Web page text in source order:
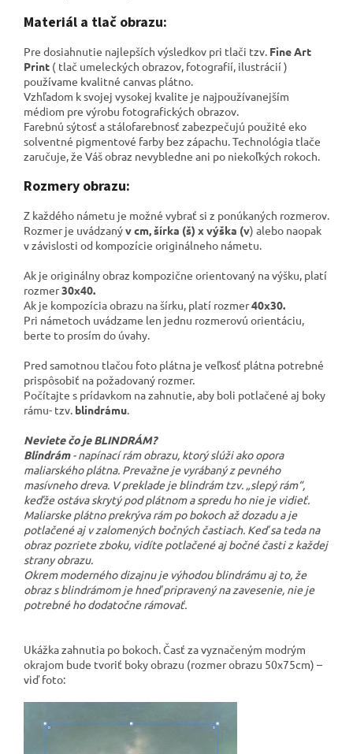
Materiál a tlač obrazu:
Pre dosiahnutie najlepších výsledkov pri tlači tzv. Fine Art
Print ( tlač umeleckých obrazov, fotografií, ilustrácií )
používame kvalitné canvas plátno.
Vzhľadom k svojej vysokej kvalite je najpoužívanejším
médiom pre výrobu fotografických obrazov.
Farebnú sýtosť a stálofarebnosť zabezpečujú použité eko
solventné pigmentové farby bez zápachu. Technológia tlače
zaručuje, že Váš obraz nevybledne ani po niekoľkých rokoch.
Rozmery obrazu:
Z každého námetu je možné vybrať si z ponúkaných rozmerov.
Rozmer je uvádzanýv cm, šírka (š) x výška (v) alebo naopak
v závislosti od kompozície originálneho námetu.
Ak je originálny obraz kompozične orientovaný na výšku, platí
rozmer30x40.
Ak je kompozícia obrazu na šírku, platí rozmer40x30.
Pri námetoch uvádzame len jednu rozmerovú orientáciu,
berte to prosím do úvahy.
Pred samotnou tlačou foto plátna je veľkosť plátna potrebné
prispôsobiť na požadovaný rozmer.
Počítajte s prídavkom na zahnutie, aby boli potlačené aj boky
rámu- tzv. blindrámu.
Neviete čo je BLINDRÁM?
Blindrám- napínací rám obrazu, ktorý slúži ako opora
maliarského plátna. Prevažne je vyrábaný z pevného
masívneho dreva. V preklade je blindrám tzv. „slepý rám“,
keďže ostáva skrytý pod plátnom a spredu ho nie je vidieť.
Maliarske plátno prekrýva rám po bokoch až dozadu a je
potlačené aj v zalomených bočných častiach. Keď sa teda na
obraz pozriete zboku, vidíte potlačené aj bočné časti z každej
strany obrazu.
Okrem moderného dizajnu je výhodou blindrámu aj to, že
obraz s blindrámom je hneď pripravený na zavesenie, nie je
potrebné ho dodatočne rámovať.
Ukážka zahnutia po bokoch. Časť za vyznačeným modrým
okrajom bude tvoriť boky obrazu (rozmer obrazu 50x75cm) –
viď foto: